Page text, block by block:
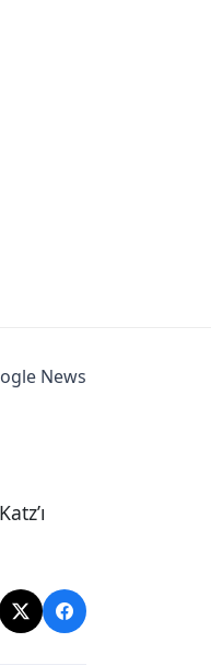
News